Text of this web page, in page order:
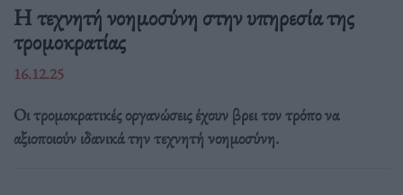
Η τεχνητή νοημοσύνη στην υπηρεσία της
τρομοκρατίας
16.12.25
Οι τρομοκρατικές οργανώσεις έχουν βρει τον τρόπο να
αξιοποιούν ιδανικά την τεχνητή νοημοσύνη.